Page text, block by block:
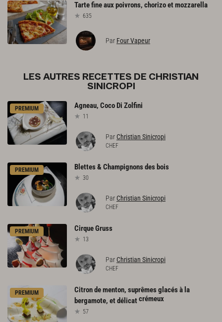
Tartefineauxpoivrons, chorizoetmozzarella
635
Par Four Vapeur
LES AUTRES RECETTES DE CHRISTIAN
SINICROPI
PREMIUM Agneau, Coco Di Zolfini
11
Par Christian Sinicropi
CHEF
PREMIUM Blettes& Champignonsdes bois
30
Par Christian Sinicropi
CHEF
PREMIUM CirqueGruss
13
Par Christian Sinicropi
CHEF
PREMIUM
Citron de menton, suprêmes glacés à la
bergamote, et délicatcrémeux
57